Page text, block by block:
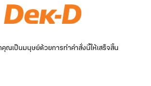
ณเป็นมนุษย์ด้วยการทำคำสั่งนี้ให้เสร็จสิ้น